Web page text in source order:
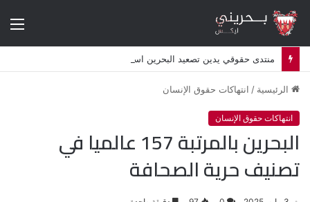
الرئيسية / انتهاكات حقوق الإنسان
انتهاكات حقوق الإنسان
البحرين بالمرتبة 157 عالميا في
تصنيف حرية الصحافة